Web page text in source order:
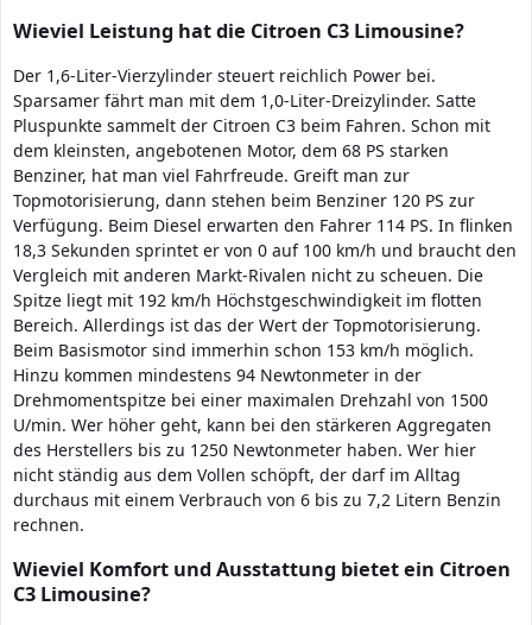
Wieviel Leistung hat die Citroen C3 Limousine?
Der 1,6-Liter-Vierzylinder steuert reichlich Power bei.
Sparsamer fährt man mit dem 1,0-Liter-Dreizylinder. Satte
Pluspunkte sammelt der Citroen C3 beim Fahren. Schon mit
dem kleinsten, angebotenen Motor, dem 68 PS starken
Benziner, hat man viel Fahrfreude. Greift man zur
Topmotorisierung, dann stehen beim Benziner 120 PS zur
Verfügung. Beim Diesel erwarten den Fahrer 114 PS. In flinken
18,3 Sekunden sprintet er von 0 auf 100 km/h und braucht den
Vergleich mit anderen Markt-Rivalen nicht zu scheuen. Die
Spitze liegt mit 192 km/h Höchstgeschwindigkeit im flotten
Bereich. Allerdings ist das der Wert der Topmotorisierung.
Beim Basismotor sind immerhin schon 153 km/h möglich.
Hinzu kommen mindestens 94 Newtonmeter in der
Drehmomentspitze bei einer maximalen Drehzahl von 1500
U/min. Wer höher geht, kann bei den stärkeren Aggregaten
des Herstellers bis zu 1250 Newtonmeter haben. Wer hier
nicht ständig aus dem Vollen schöpft, der darf im Alltag
durchaus mit einem Verbrauch von 6 bis zu 7,2 Litern Benzin
rechnen.
Wieviel Komfort und Ausstattung bietet ein Citroen
C3 Limousine?